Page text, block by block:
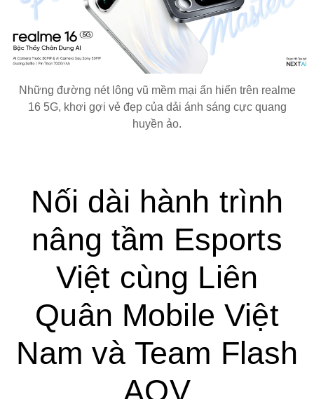
Những đường nét lông vũ mềm mại ẩn hiển trên realme
16 5G, khơi gợi vẻ đẹp của dải ánh sáng cực quang
huyền ảo.
Nối dài hành trình
nâng tầm Esports
Việt cùng Liên
Quân Mobile Việt
Nam và Team Flash
AOV